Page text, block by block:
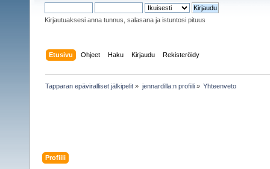
Kirjautuaksesi anna tunnus, salasana ja istuntosi pituus
Etusivu Ohjeet Haku Kirjaudu Rekisteröidy
Tapparan epäviralliset jälkipelit » jennardilla:n profiili» Yhteenveto
Profiili